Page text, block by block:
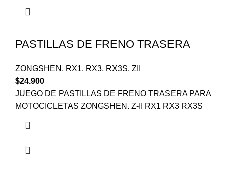
PASTILLAS DE FRENO TRASERA
ZONGSHEN , RX1, RX3, RX3S, ZII
$24.900
JUEGO DE PASTILLAS DE FRENO TRASERA PARA
MOTOCICLETAS ZONGSHEN. Z-II RX1 RX3 RX3S